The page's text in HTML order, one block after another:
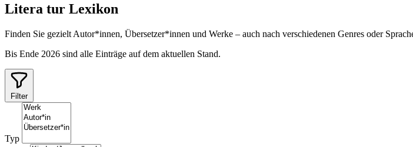
Litera tur Lexikon
Finden Sie gezielt Autor*innen, Übersetzer*innen und Werke – auch nach verschiedenen Genres oder
Bis Ende 2026 sind alle Einträge auf dem aktuellen Stand.
Filter
Typ